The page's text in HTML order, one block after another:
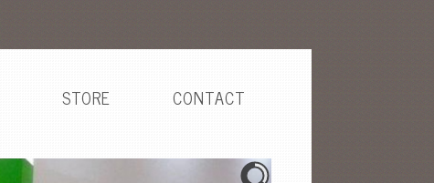
STORE CONTACT